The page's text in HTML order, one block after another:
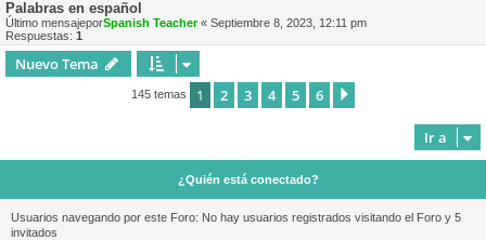
Palabras en español
Último mensajeporSpanish Teacher« Septiembre 8, 2023, 12:11 pm
Respuestas: 1
Nuevo Tema
145 temas 1 2 3 4 5 6
Ir a
¿Quién está conectado?
Usuarios navegando por este Foro: No hay usuarios registrados visitando el Foro y 5
invitados